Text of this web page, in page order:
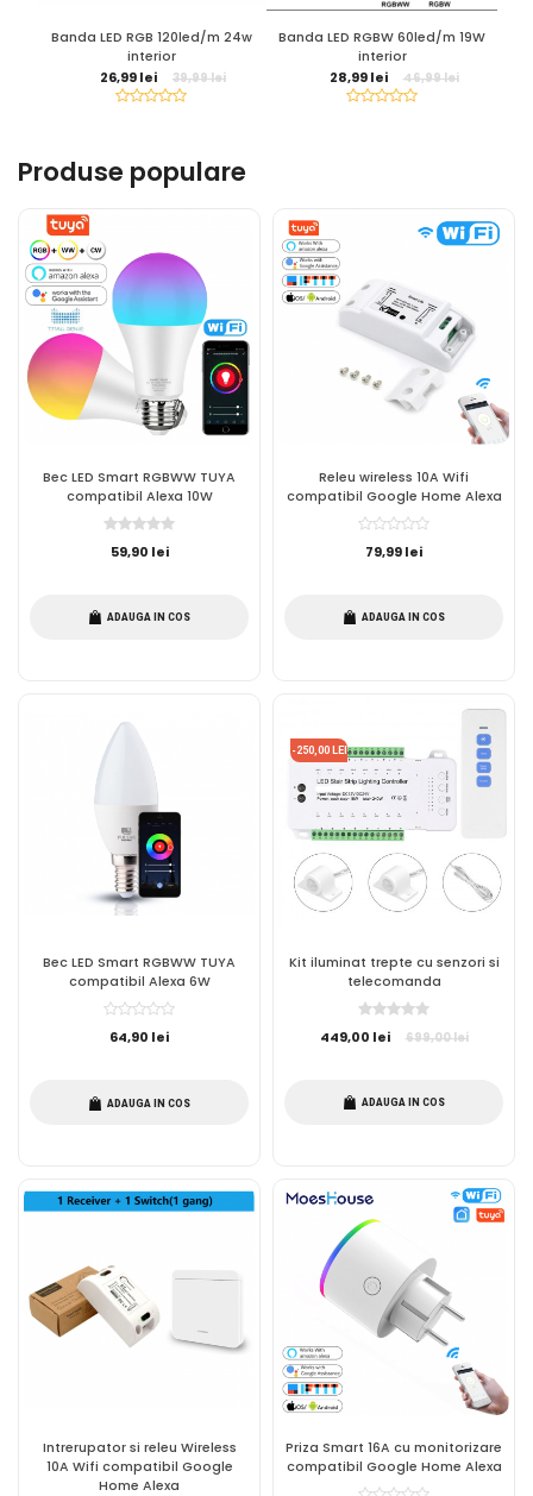
Banda LED RGB 120led/m 24w
interior
26,99 lei
39,99 lei
Banda LED RGBW 60led/m 19W
interior
28,99 lei
46,99 lei
Produse populare
Bec LED Smart RGBWW TUYA
compatibil Alexa 10W
59,90 lei
ADAUGA IN COS
Releu wireless 10A Wifi
compatibil Google Home Alexa
79,99 lei
ADAUGA IN COS
Bec LED Smart RGBWW TUYA
compatibil Alexa 6W
64,90 lei
ADAUGA IN COS
-250,00 LEI
Kit iluminat trepte cu senzori si
telecomanda
449,00 lei 699,00 lei
ADAUGA IN COS
Intrerupator si releu Wireless
10A Wifi compatibil Google
Home Alexa
Priza Smart 16A cu monitorizare
compatibil Google Home Alexa